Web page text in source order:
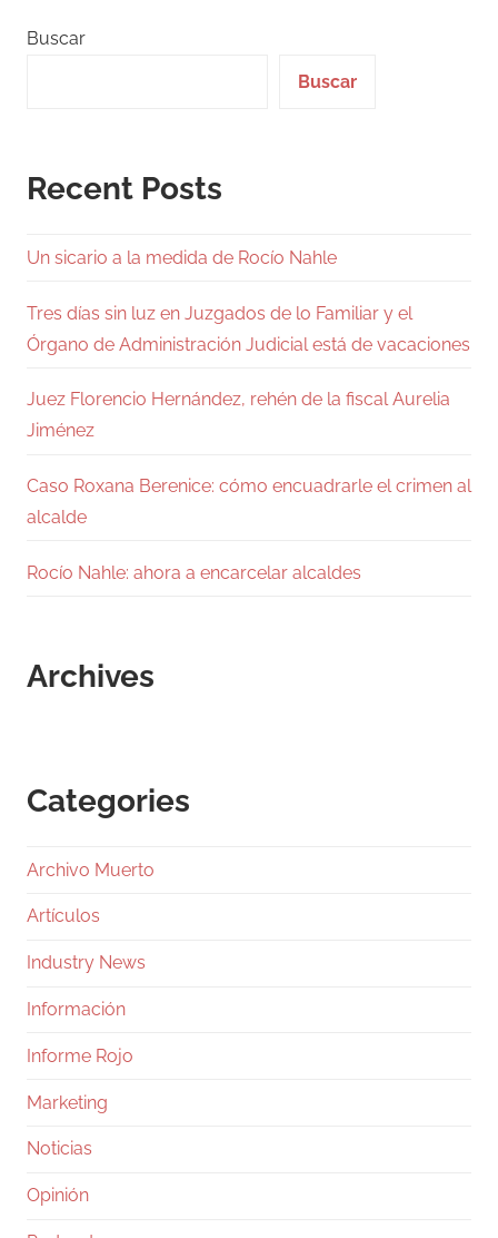
Buscar
Buscar
Recent Posts
Un sicario a la medida de Rocío Nahle
Tres días sin luz en Juzgados de lo Familiar y el
Órgano de Administración Judicial está de vacaciones
Juez Florencio Hernández, rehén de la fiscal Aurelia
Jiménez
Caso Roxana Berenice: cómo encuadrarle el crimen al
alcalde
Rocío Nahle: ahora a encarcelar alcaldes
Archives
Categories
Archivo Muerto
Artículos
Industry News
Información
Informe Rojo
Marketing
Noticias
Opinión